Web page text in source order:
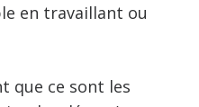
en travaillant ou
que ce sont les